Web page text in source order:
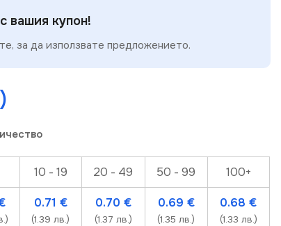
вашия купон!
за да използвате предложението.
10 - 19 20 - 49 50 - 99 100+
0.71 €
(1.39 лв.)
0.70 €
(1.37 лв.)
0.69 €
(1.35 лв.)
0.68€
(1.33 лв.)